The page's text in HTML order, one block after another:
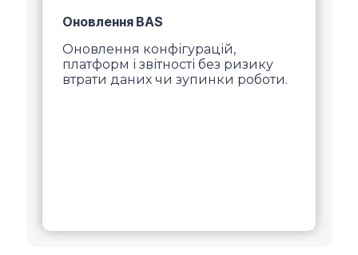
Оновлення BAS
Оновлення конфігурацій,
платформ і звітності без ризику
втрати даних чи зупинки роботи.